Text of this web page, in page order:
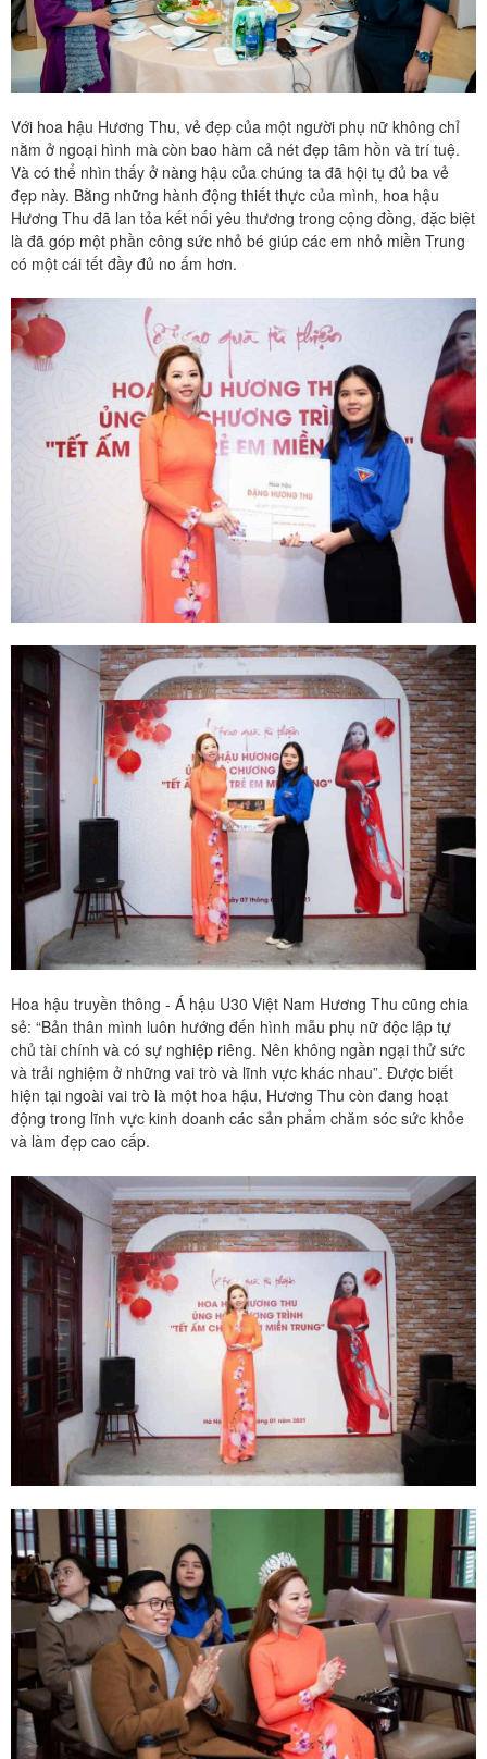
Với hoa hậu Hương Thu, vẻ đẹp của một người phụ nữ không chỉ
nằm ở ngoại hình mà còn bao hàm cả nét đẹp tâm hồn và trí tuệ.
Và có thể nhìn thấy ở nàng hậu của chúng ta đã hội tụ đủ ba vẻ
đẹp này. Bằng những hành động thiết thực của mình, hoa hậu
Hương Thu đã lan tỏa kết nối yêu thương trong cộng đồng, đặc biệt
là đã góp một phần công sức nhỏ bé giúp các em nhỏ miền Trung
có một cái tết đầy đủ no ấm hơn.
Hoa hậu truyền thông - Á hậu U30 Việt Nam Hương Thu cũng chia
sẻ: “Bản thân mình luôn hướng đến hình mẫu phụ nữ độc lập tự
chủ tài chính và có sự nghiệp riêng. Nên không ngần ngại thử sức
và trải nghiệm ở những vai trò và lĩnh vực khác nhau”. Được biết
hiện tại ngoài vai trò là một hoa hậu, Hương Thu còn đang hoạt
động trong lĩnh vực kinh doanh các sản phẩm chăm sóc sức khỏe
và làm đẹp cao cấp.